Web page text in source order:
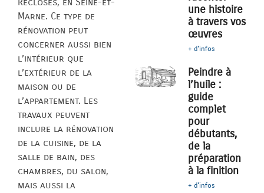
Recloses, en Seine-et-
Marne. Ce type de
rénovation peut
concerner aussi bien
l’intérieur que
l’extérieur de la
maison ou de
l’appartement. Les
travaux peuvent
inclure la rénovation
de la cuisine, de la
salle de bain, des
chambres, du salon,
mais aussi la
une histoire
à travers vos
œuvres
+ d'infos
Peindre à
l’huile :
guide
complet
pour
débutants,
de la
préparation
à la finition
+ d'infos